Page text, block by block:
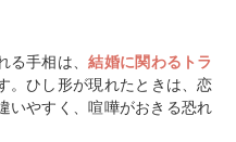
る手相は、結婚に関わるトラ
。ひし形が現れたときは、恋
いやすく、喧嘩がおきる恐れ